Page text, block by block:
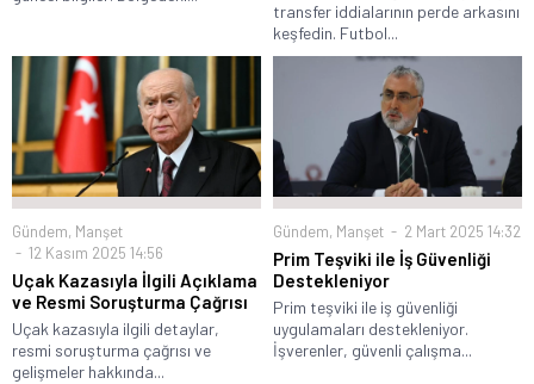
transfer iddialarının perde arkasını
keşfedin. Futbol...
Gündem, Manşet
12 Kasım 2025 14:56
Uçak Kazasıyla İlgili Açıklama
ve Resmi Soruşturma Çağrısı
Uçak kazasıyla ilgili detaylar,
resmi soruşturma çağrısı ve
gelişmeler hakkında...
Gündem, Manşet 2 Mart 2025 14:32
Prim Teşviki ile İş Güvenliği
Destekleniyor
Prim teşviki ile iş güvenliği
uygulamaları destekleniyor.
İşverenler, güvenli çalışma...